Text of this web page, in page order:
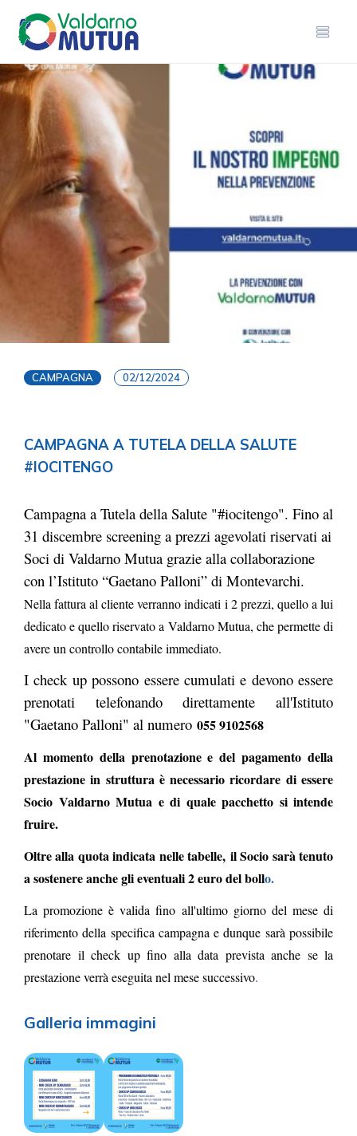
CAMPAGNA 02/12/2024
CAMPAGNA A TUTELA DELLA SALUTE
#IOCITENGO
Campagna a Tutela della Salute "#iocitengo". Fino al
31 discembre screening a prezzi agevolati riservati ai
Soci di Valdarno Mutua grazie alla collaborazione
con l’Istituto “Gaetano Palloni” di Montevarchi.
Nella fattura al cliente verranno indicati i 2 prezzi, quello a lui
dedicato e quello riservato a Valdarno Mutua, che permette di
avere un controllo contabile immediato.
I check up possono essere cumulati e devono essere
prenotati telefonando direttamente all'Istituto
"Gaetano Palloni" al numero 055 9102568
Al momento della prenotazione e del pagamento della
prestazione in struttura è necessario ricordare di essere
Socio Valdarno Mutua e di quale pacchetto si intende
fruire.
Oltre alla quota indicata nelle tabelle, il Socio sarà tenuto
a sostenere anche gli eventuali 2 euro del bollo.
La promozione è valida fino all'ultimo giorno del mese di
riferimento della specifica campagna e dunque sarà possibile
prenotare il check up fino alla data prevista anche se la
prestazione verrà eseguita nel mese successivo.
Galleria immagini